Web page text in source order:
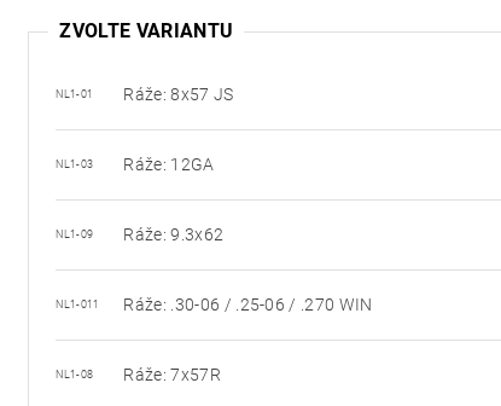
ZVOLTE VARIANTU
NL1-01 Ráže: 8x57 JS
NL1-03 Ráže: 12GA
NL1-09 Ráže: 9.3x62
NL1-011 Ráže: .30-06 / .25-06 / .270 WIN
NL1-08 Ráže: 7x57R